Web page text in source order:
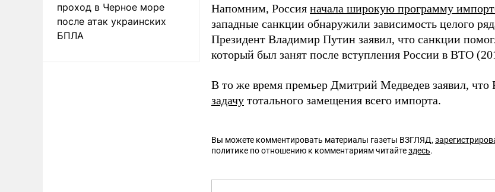
проход в Черное море
после атак украинских
БПЛА
Напомним, Россия начала широкую программу
западные санкции обнаружили зависимость целого
Президент Владимир Путин заявил, что санкции
который был занят после вступления России в ВТО
В то же время премьер Дмитрий Медведев заявил, что
задачу тотального замещения всего импорта.
Вы можете комментировать материалы газеты ВЗГЛЯД,
политике по отношению к комментариям читайтездесь.